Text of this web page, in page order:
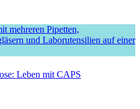
Leben mit CAPS